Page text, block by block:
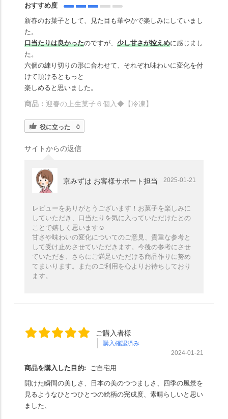
おすすめ度
新春のお菓子として、見た目も華やかで楽しみにしていまし
た。
口当たりは良かったのですが、 少し甘さが控えめに感じまし
た。
六個の練り切りの形に合わせて、それぞれ味わいに変化を付
けて頂けるともっと
楽しめると思いました。
商品： 迎春の上生菓子６個入◆【冷凍】
役に立った 0
サイトからの返信
京みずは お客様サポート担当 2025-01-21
レビューをありがとうございます！お菓子を楽しみに
していただき、口当たりを気に入っていただけたとの
ことで嬉しく思います☺️
甘さや味わいの変化についてのご意見、貴重な参考と
して受け止めさせていただきます。今後の参考にさせ
ていただき、さらにご満足いただける商品作りに努め
てまいります。またのご利用を心よりお待ちしており
ます。
ご購入者様
購入確認済み
2024-01-21
商品を購入した目的:
ご自宅用
開けた瞬間の美しさ、日本の美のつつましさ、四季の風景を
見るようなひとつひとつの絵柄の完成度、素晴らしいと思い
ました、